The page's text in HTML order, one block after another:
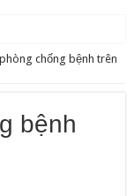
Hữu Cơ OBI Ong
chống bệnh trên
bệnh